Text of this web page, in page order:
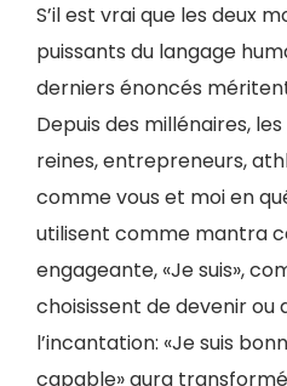
S’il est vrai que les deux
puissants du langage
derniers énoncés
Depuis des millénaires,
reines, entrepreneurs,
comme vous et moi en
utilisent comme mantra
engageante, «Je suis»,
choisissent de devenir ou
l’incantation: «Je suis
capable» aura